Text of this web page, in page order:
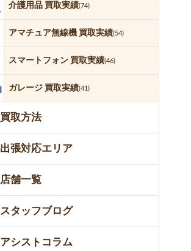
介護用品 買取実績(74)
アマチュア無線機 買取実績(54)
スマートフォン 買取実績(46)
ガレージ 買取実績(41)
買取方法
出張対応エリア
店舗一覧
スタッフブログ
アシストコラム